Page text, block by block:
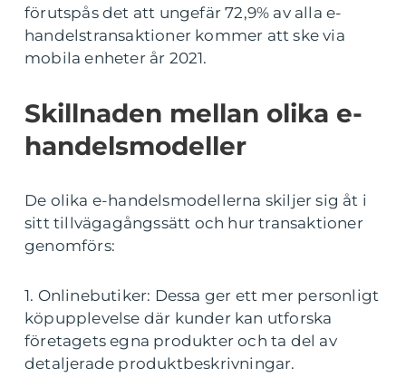
förutspås det att ungefär 72,9% av alla e-
handelstransaktioner kommer att ske via
mobila enheter år 2021.
Skillnaden mellan olika e-
handelsmodeller
De olika e-handelsmodellerna skiljer sig åt i
sitt tillvägagångssätt och hur transaktioner
genomförs:
1. Onlinebutiker: Dessa ger ett mer personligt
köpupplevelse där kunder kan utforska
företagets egna produkter och ta del av
detaljerade produktbeskrivningar.